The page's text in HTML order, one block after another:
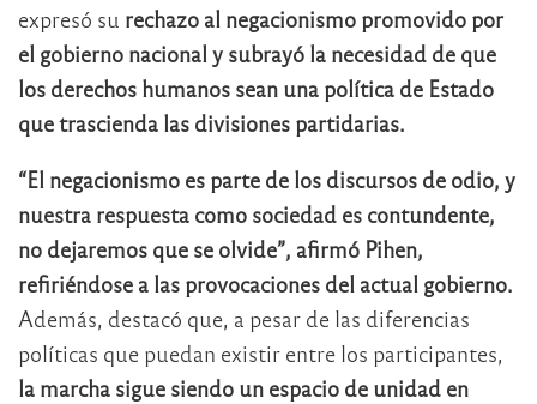
expresó su rechazo al negacionismo promovido por
el gobierno nacional y subrayó la necesidad de que
los derechos humanos sean una política de Estado
que trascienda las divisiones partidarias.
“El negacionismo es parte de los discursos de odio, y
nuestra respuesta como sociedad es contundente,
no dejaremos que se olvide”, afirmó Pihen,
refiriéndose a las provocaciones del actual gobierno.
Además, destacó que, a pesar de las diferencias
políticas que puedan existir entre los participantes,
la marcha sigue siendo un espacio de unidad en